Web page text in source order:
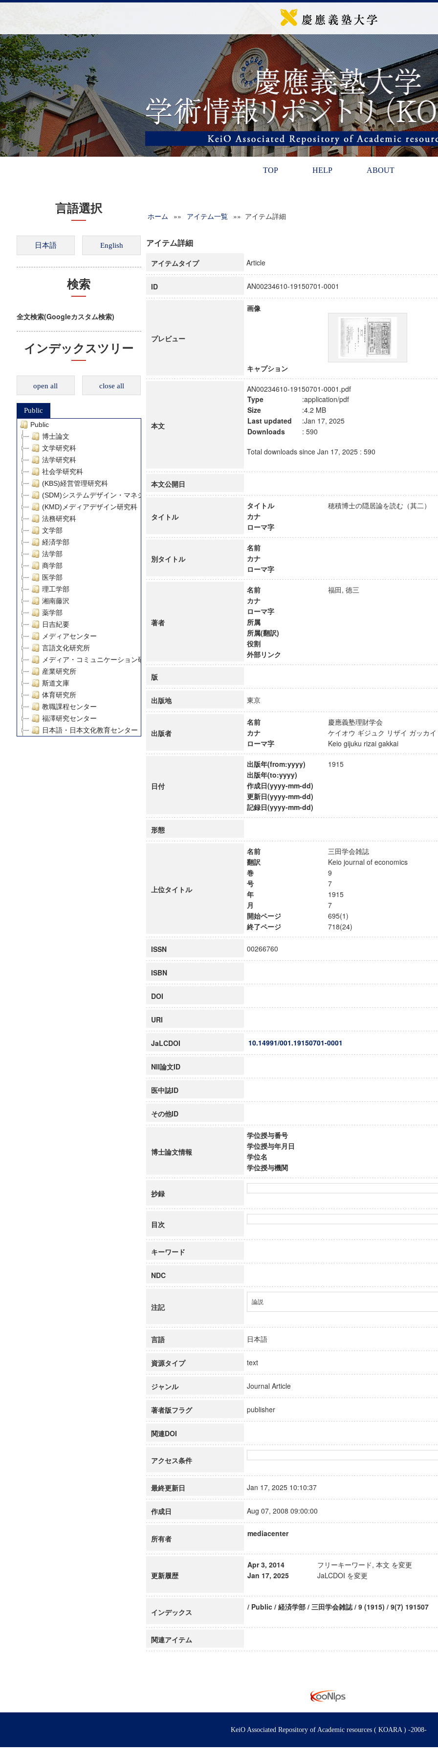
TOP HELP ABOUT
言語選択
検索
全文検索(Googleカスタム検索)
インデックスツリー
open all close all
Public
Public
博士論文
文学研究科
法学研究科
社会学研究科
(KBS)経営管理研究科
(SDM)システムデザイン・マネジメント研究科
(KMD)メディアデザイン研究科
法務研究科
文学部
経済学部
法学部
商学部
医学部
理工学部
湘南藤沢
薬学部
日吉紀要
メディアセンター
言語文化研究所
メディア・コミュニケーション研究所
産業研究所
斯道文庫
体育研究所
教職課程センター
福澤研究センター
日本語・日本文化教育センター
慶應義塾大学グローバルCOEプログラム論理と感性の先端的教育研究拠点
博士課程教育リーディングプログラム「超成熟社会発展のサイエンス」
ホーム »» アイテム一覧 »» アイテム詳細
アイテム詳細
アイテムタイプ Article
ID AN00234610-19150701-0001
プレビュー
画像
キャプション
本文
AN00234610-19150701-0001.pdf
Type
:application/pdf
Size
:4.2 MB
Last updated
:Jan 17, 2025
Downloads
: 590
Total downloads since Jan 17, 2025 : 590
本文公開日
タイトル
タイトル
穂積博士の隠居論を読む（其二
カナ
ローマ字
別タイトル
名前
カナ
ローマ字
著者
名前
福田, 徳三
カナ
ローマ字
所属
所属(翻訳)
役割
外部リンク
版
出版地 東京
出版者
名前
慶應義塾理財学会
カナ
ケイオウ ギジュク リザイ ガッ
ローマ字
Keio gijuku rizai gakkai
日付
出版年(from:yyyy)
1915
出版年(to:yyyy)
作成日(yyyy-mm-dd)
更新日(yyyy-mm-dd)
記録日(yyyy-mm-dd)
形態
上位タイトル
名前
三田学会雑誌
翻訳
Keio journal of economics
巻
9
号
7
年
1915
月
7
開始ページ
695(1)
終了ページ
718(24)
ISSN 00266760
ISBN
DOI
URI
JaLCDOI 10.14991/001.19150701-0001
NII論文ID
医中誌ID
その他ID
博士論文情報
学位授与番号
学位授与年月日
学位名
学位授与機関
抄録
目次
キーワード
NDC
注記
論説
言語 日本語
資源タイプ text
ジャンル Journal Article
著者版フラグ publisher
関連DOI
アクセス条件
最終更新日 Jan 17, 2025 10:10:37
作成日 Aug 07, 2008 09:00:00
所有者
mediacenter
更新履歴
Apr 3, 2014
フリーキーワード, 本文 を変更
Jan 17, 2025
JaLCDOI を変更
インデックス
/ Public / 経済学部 / 三田学会雑誌 / 9 (1915) / 9(7) 191507
関連アイテム
KeiO Associated Repository of Academic resources ( KOARA ) -2008-